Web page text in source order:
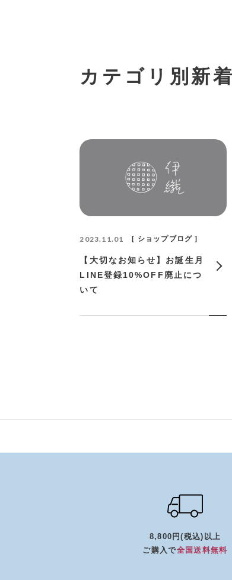
カテゴリ別新
2023.11.01 ショップブログ
【大切なお知らせ】お誕生月
LINE登録10%OFF廃止につ
いて
8,800円(税込)以上
ご購入で全国送料無料